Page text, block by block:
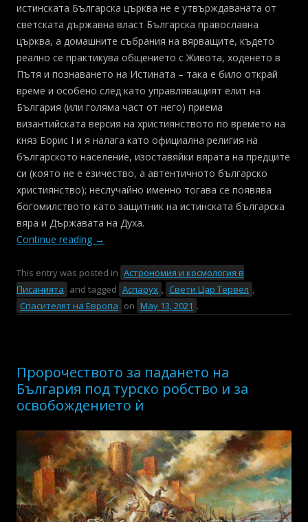
истинската Българска църква не е утвърждаваната от
светската държавна власт Българска православна
църква, а домашните събрания на вярващите, където
реално се практикува общението с Живота, ходенето в
Пътя и познаването на Истината – така е било открай
време и особено след като управляващият елит на
България (или голяма част от него) приема
византийската версия на християнството по времето на
княз Борис I и я налага като официална религия на
българското население, изоставяйки вярата на предците
си (която не е езичество, а автентичното българско
християнство); неслучайно именно тогава се появява
богомилството като защитник на истинската българска
вяра и Държавата на Духа.
Continue reading →
This entry was posted in Астрономия и космология в
Писанията and tagged Аспарух , Свети Цар Тервел ,
Спасителят на Европа on May 13, 2021 .
Пророчеството за падането на
България под турско робство и за
освобождението ѝ